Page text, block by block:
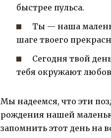
быстрее пульса.
Ты — наша
шаге твоего
Сегодня твой
тебя окружают
Мы надеемся, что эти
рождения нашей
запомнить этот день на